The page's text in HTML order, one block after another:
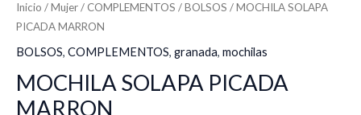
Inicio /Mujer/ COMPLEMENTOS /BOLSOS / MOCHILA SOLAPA
PICADA MARRON
BOLSOS, COMPLEMENTOS, granada, mochilas
MOCHILA SOLAPA PICADA
MARRON